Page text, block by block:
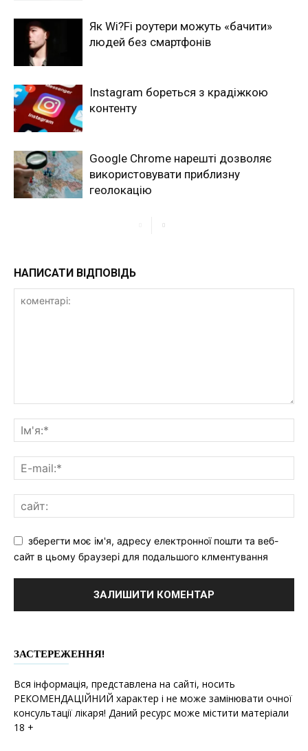
Як Wi?Fi роутери можуть «бачити»
людей без смартфонів
Instagram бореться з крадіжкою
контенту
Google Chrome нарешті дозволяє
використовувати приблизну
геолокацію
НАПИСАТИ ВІДПОВІДЬ
зберегти моє ім'я, адресу електронної пошти та веб-
сайт в цьому браузері для подальшого клментування
ЗАСТЕРЕЖЕННЯ!
Вся інформація, представлена на сайті, носить
РЕКОМЕНДАЦІЙНИЙ характер і не може замінювати очної
консультації лікаря! Даний ресурс може містити матеріали
18 +